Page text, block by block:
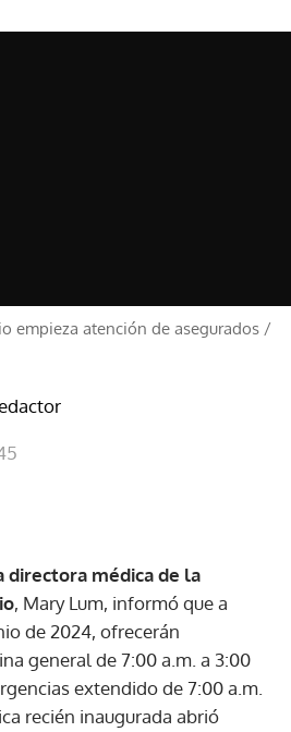
empieza atención de asegurados /
directora médica de la
, Mary Lum, informó que a
de 2024, ofrecerán
general de 7:00 a.m. a 3:00
extendido de 7:00 a.m.
recién inaugurada abrió